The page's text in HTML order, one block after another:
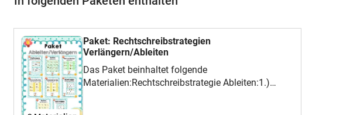
Paket: Rechtschreibstrategien
Verlängern/Ableiten
Das Paket beinhaltet folgende
Materialien:Rechtschreibstrategie Ableiten:1.)